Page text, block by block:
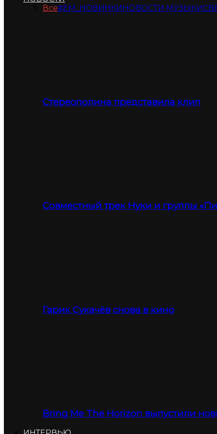
Все#ЕМ_НОВИНКИНОВОСТИ МУЗЫКИ
Стереополина представила клип
Совместный трек Нуки и группы
Гарик Сукачёв снова в кино
Bring Me The Horizon выпустили